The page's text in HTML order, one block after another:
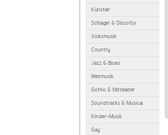
Künstler
Schlager & Discofox
Volksmusik
Country
Jazz & Blues
Weltmusik
Gothic & Mittelalter
Soundtracks & Musical
Kinder-Musik
Gay